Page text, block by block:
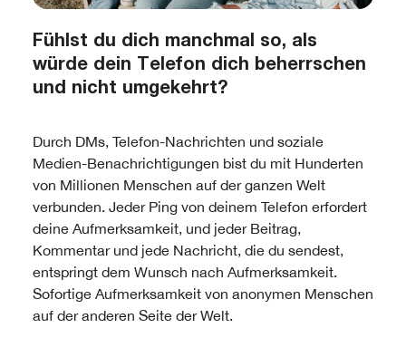
Fühlst du dich manchmal so, als
würde dein Telefon dich beherrschen
und nicht umgekehrt?
Durch DMs, Telefon-Nachrichten und soziale
Medien-Benachrichtigungen bist du mit Hunderten
von Millionen Menschen auf der ganzen Welt
verbunden. Jeder Ping von deinem Telefon erfordert
deine Aufmerksamkeit, und jeder Beitrag,
Kommentar und jede Nachricht, die du sendest,
entspringt dem Wunsch nach Aufmerksamkeit.
Sofortige Aufmerksamkeit von anonymen Menschen
auf der anderen Seite der Welt.